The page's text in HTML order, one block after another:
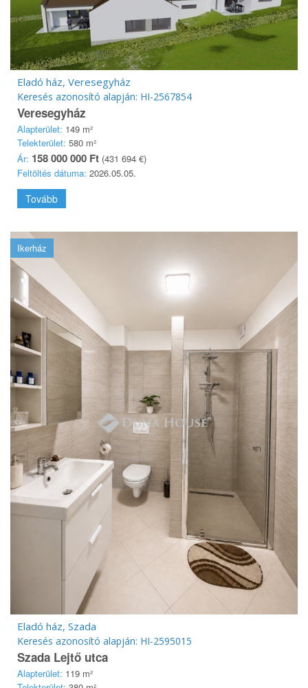
Eladó ház, Veresegyház
Keresés azonosító alapján: HI-2567854
Veresegyház
Alapterület: 149 m²
Telekterület: 580 m²
Ár: 158 000 000 Ft (431 694 €)
Feltöltés dátuma: 2026.05.05.
Tovább
Ikerház
Eladó ház, Szada
Keresés azonosító alapján: HI-2595015
Szada Lejtő utca
Alapterület: 119 m²